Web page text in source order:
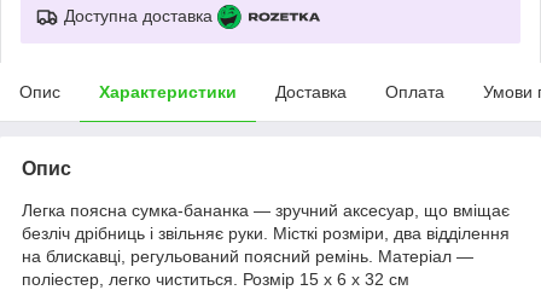
Доступна доставка
Опис Характеристики Доставка Оплата Умови
Опис
Легка поясна сумка-бананка — зручний аксесуар, що вміщає
безліч дрібниць і звільняє руки. Місткі розміри, два відділення
на блискавці, регульований поясний ремінь. Матеріал —
поліестер, легко чиститься. Розмір 15 х 6 х 32 см